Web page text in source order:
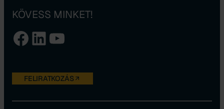
KÖVESS MINKET!
Facebook LinkedIn YouTube
FELIRATKOZÁS